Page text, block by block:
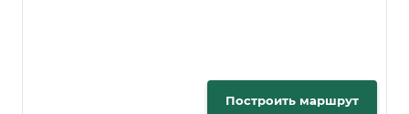
Построить маршрут